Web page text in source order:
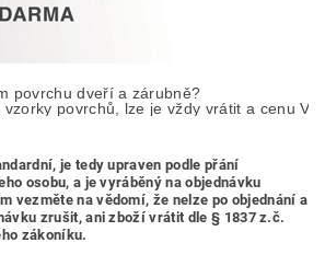
povrchu dveří a zárubně?
povrchů, lze je vždy vrátit a cenu
je tedy upraven podle přání
osobu, a je vyráběný na objednávku
vezměte na vědomí, že nelze po objednání a
zrušit, ani zboží vrátit dle § 1837 z.č.
zákoníku.